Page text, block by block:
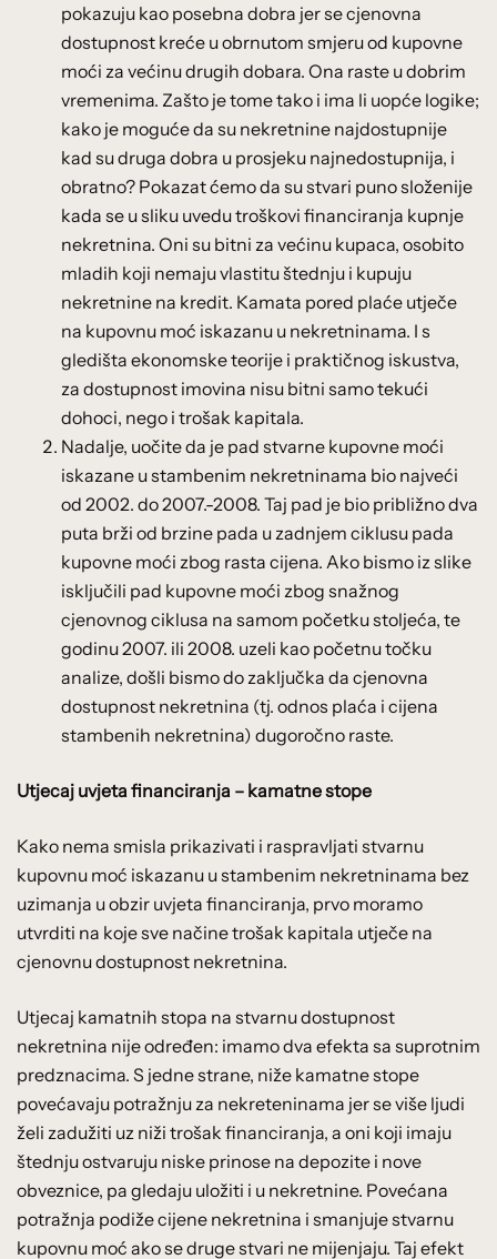
pokazuju kao posebna dobra jer se cjenovna
dostupnost kreće u obrnutom smjeru od kupovne
moći za većinu drugih dobara. Ona raste u dobrim
vremenima. Zašto je tome tako i ima li uopće logike;
kako je moguće da su nekretnine najdostupnije
kad su druga dobra u prosjeku najnedostupnija, i
obratno? Pokazat ćemo da su stvari puno složenije
kada se u sliku uvedu troškovi financiranja kupnje
nekretnina. Oni su bitni za većinu kupaca, osobito
mladih koji nemaju vlastitu štednju i kupuju
nekretnine na kredit. Kamata pored plaće utječe
na kupovnu moć iskazanu u nekretninama. I s
gledišta ekonomske teorije i praktičnog iskustva,
za dostupnost imovina nisu bitni samo tekući
dohoci, nego i trošak kapitala.
Nadalje, uočite da je pad stvarne kupovne moći
iskazane u stambenim nekretninama bio najveći
od 2002. do 2007.-2008. Taj pad je bio približno dva
puta brži od brzine pada u zadnjem ciklusu pada
kupovne moći zbog rasta cijena. Ako bismo iz slike
isključili pad kupovne moći zbog snažnog
cjenovnog ciklusa na samom početku stoljeća, te
godinu 2007. ili 2008. uzeli kao početnu točku
analize, došli bismo do zaključka da cjenovna
dostupnost nekretnina (tj. odnos plaća i cijena
stambenih nekretnina) dugoročno raste.
Utjecaj uvjeta financiranja – kamatne stope
Kako nema smisla prikazivati i raspravljati stvarnu
kupovnu moć iskazanu u stambenim nekretninama bez
uzimanja u obzir uvjeta financiranja, prvo moramo
utvrditi na koje sve načine trošak kapitala utječe na
cjenovnu dostupnost nekretnina.
Utjecaj kamatnih stopa na stvarnu dostupnost
nekretnina nije određen: imamo dva efekta sa suprotnim
predznacima. S jedne strane, niže kamatne stope
povećavaju potražnju za nekreteninama jer se više ljudi
želi zadužiti uz niži trošak financiranja, a oni koji imaju
štednju ostvaruju niske prinose na depozite i nove
obveznice, pa gledaju uložiti i u nekretnine. Povećana
potražnja podiže cijene nekretnina i smanjuje stvarnu
kupovnu moć ako se druge stvari ne mijenjaju. Taj efekt